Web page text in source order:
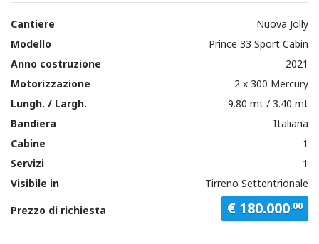
Cantiere
Nuova Jolly
Modello
Prince 33 Sport Cabin
Anno costruzione
2021
Motorizzazione
2 x 300 Mercury
Lungh. / Largh.
9.80 mt / 3.40 mt
Bandiera
Italiana
Cabine
1
Servizi
1
Visibile in
Tirreno Settentrionale
Prezzo di richiesta
€ 180.000.00